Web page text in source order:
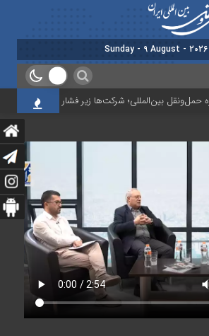
بین‌المللی؛ شرکت‌ها زیر فشار نقدینگی، مالیات و